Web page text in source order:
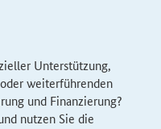
Unterstützung,
weiterführenden
und Finanzierung?
nutzen Sie die